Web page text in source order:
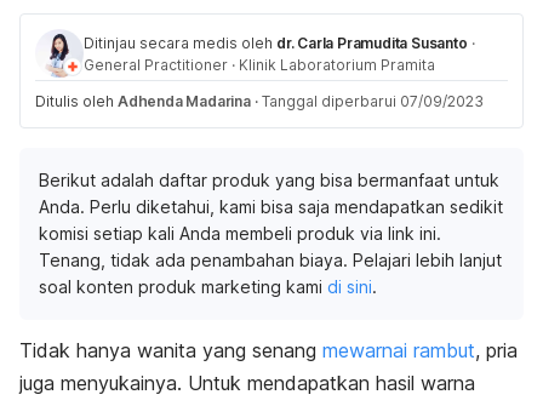
Ditinjau secara medis oleh dr. Carla Pramudita Susanto ·
General Practitioner · Klinik Laboratorium Pramita
Ditulis oleh Adhenda Madarina · Tanggal diperbarui 07/09/2023
Berikut adalah daftar produk yang bisa bermanfaat untuk
Anda. Perlu diketahui, kami bisa saja mendapatkan sedikit
komisi setiap kali Anda membeli produk via link ini.
Tenang, tidak ada penambahan biaya. Pelajari lebih lanjut
soal konten produk marketing kami di sini.
Tidak hanya wanita yang senang mewarnai rambut, pria
juga menyukainya. Untuk mendapatkan hasil warna